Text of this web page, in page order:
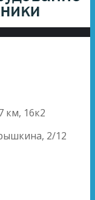
км, 16к2
2/12